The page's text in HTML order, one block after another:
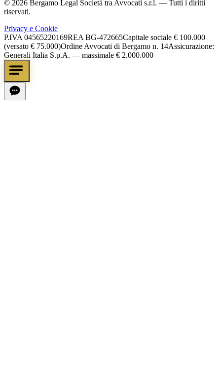
© 2026 Bergamo Legal Società tra Avvocati s.r.l. — Tutti i diritti
riservati.
Privacy e Cookie
P.IVA 04565220169REA BG-472665Capitale sociale € 100.000
(versato € 75.000)Ordine Avvocati di Bergamo n. 14Assicurazione:
Generali Italia S.p.A. — massimale € 2.000.000